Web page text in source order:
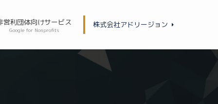
営利団体向けサービス
Google for Nonprofits
株式会社アドリージョン